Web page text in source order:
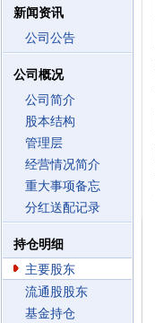
新闻资讯
公司公告
公司概况
公司简介
股本结构
管理层
经营情况简介
重大事项备忘
分红送配记录
持仓明细
主要股东
流通股股东
基金持仓